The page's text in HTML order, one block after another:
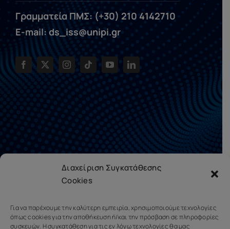
Διαχείριση Συγκατάθεσης
Cookies
Για να παρέχουμε την καλύτερη εμπειρία, χρησιμοποιούμε τεχνολογίες
όπως cookies για την αποθήκευση ή/και την πρόσβαση σε πληροφορίες
συσκευών. Η συγκατάθεση για τις εν λόγω τεχνολογίες θα μας
Γραμματεία ΠΜΣ: (+30) 210 4142710
E-mail: ds_iss@unipi.gr